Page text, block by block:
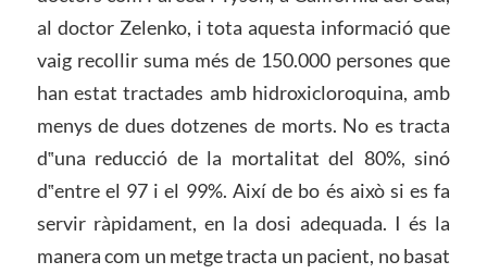
al doctor Zelenko, i tota aquesta informació que
vaig recollir suma més de 150.000 persones que
han estat tractades amb hidroxicloroquina, amb
menys de dues dotzenes de morts. No es tracta
d‟una reducció de la mortalitat del 80%, sinó
d‟entre el 97 i el 99%. Així de bo és això si es fa
servir ràpidament, en la dosi adequada. I és la
manera com un metge tracta un pacient, no basat